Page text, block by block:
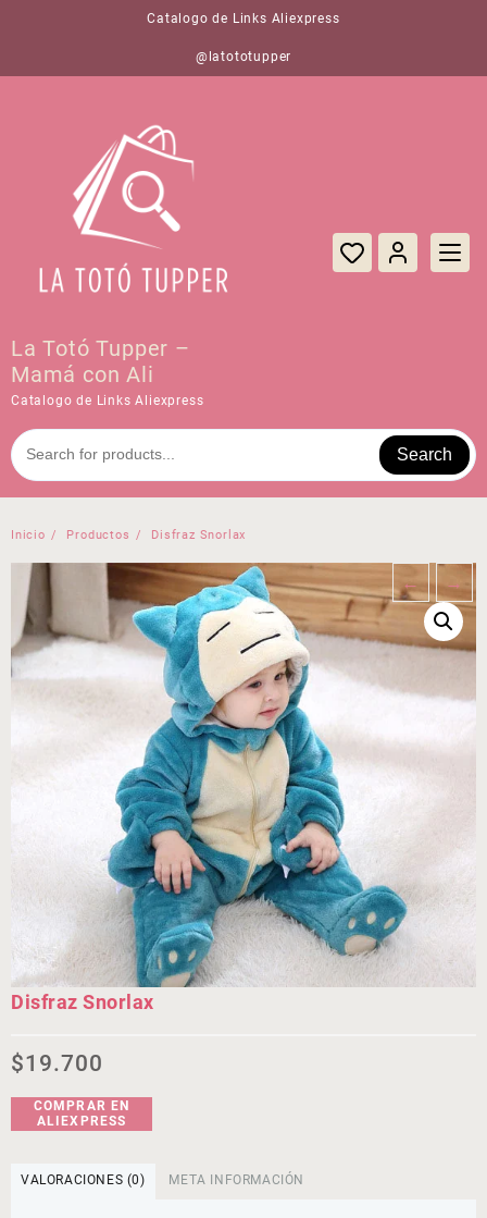
Catalogo de Links Aliexpress
@latototupper
La Totó Tupper –
Mamá con Ali
Catalogo de Links Aliexpress
Search
Inicio Productos Disfraz Snorlax
← →
Disfraz Snorlax
$19.700
COMPRAR EN
ALIEXPRESS
VALORACIONES (0) META INFORMACIÓN